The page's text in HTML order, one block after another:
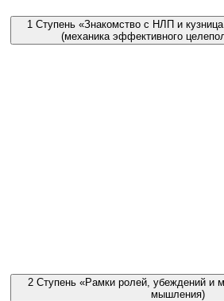
1 Ступень «Знакомство с НЛП и
(механика эффективного
2 Ступень «Рамки ролей, убеждений и
мышления)